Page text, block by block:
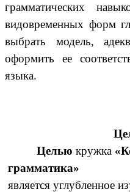
грамматических
видовременных форм
выбрать модель,
оформить ее
языка.
Цельюкружка
грамматика»
является углубленное